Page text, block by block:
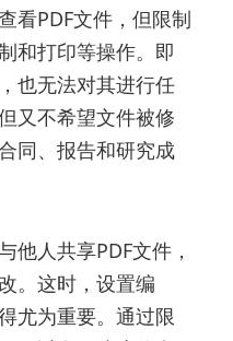
看PDF文件，但限制
和打印等操作。即
也无法对其进行任
又不希望文件被修
同、报告和研究成
他人共享PDF文件，
。这时，设置编
尤为重要。通过限